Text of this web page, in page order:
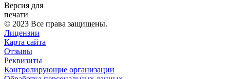
Версия для
печати
© 2023 Все права защищены.
Лицензии
Карта сайта
Отзывы
Реквизиты
Контролирующие организации